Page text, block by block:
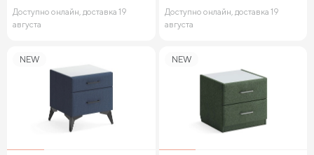
Доступно онлайн, доставка 19
августа
Доступно онлайн, доставка 19
августа
NEW NEW